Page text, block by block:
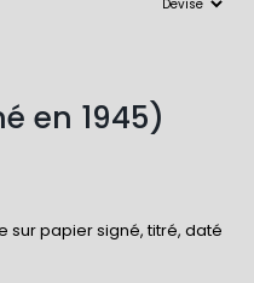
en 1945)
papier signé, titré, daté